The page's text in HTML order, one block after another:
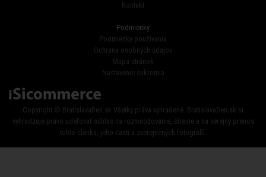
Kontakt
Podmienky
Podmienky používania
Ochrana osobných údajov
Mapa stránok
Nastavenie sukromia
Copyright © BratislavaDen.sk Všetky práva vyhradené. BratislavaDen.sk si
vyhradzuje právo udeľovať súhlas na rozmnožovanie, šírenie a na verejný prenos
tohto článku, jeho častí a zverejnených fotografií.